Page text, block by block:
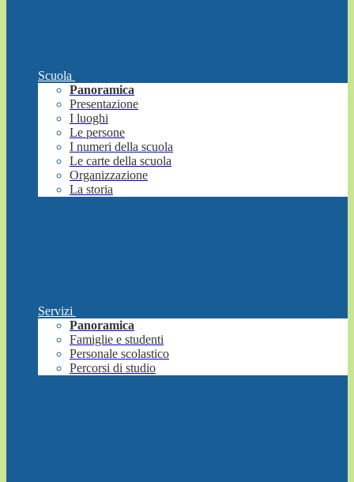
Scuola
Panoramica
Presentazione
I luoghi
Le persone
I numeri della scuola
Le carte della scuola
Organizzazione
La storia
Servizi
Panoramica
Famiglie e studenti
Personale scolastico
Percorsi di studio